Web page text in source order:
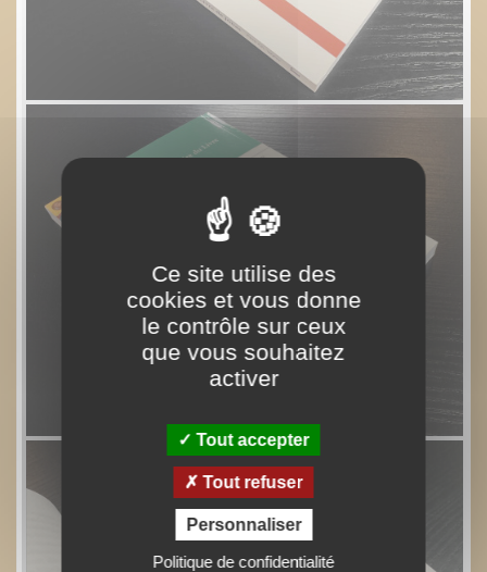
Ce site utilise des
cookies et vous donne
le contrôle sur ceux
que vous souhaitez
activer
Tout accepter
Tout refuser
Personnaliser
Politique de confidentialité